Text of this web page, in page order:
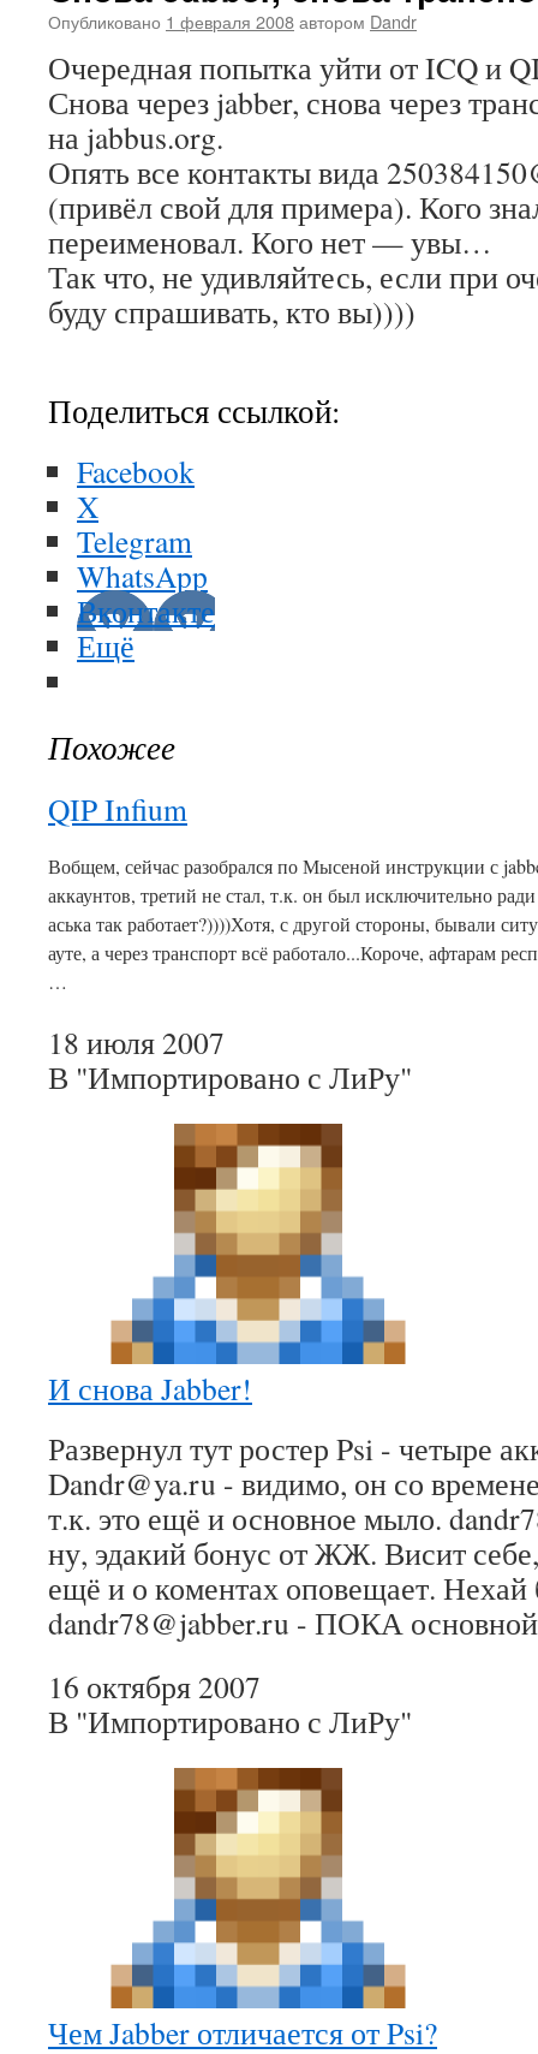
Опубликовано 1 февраля 2008автором Dandr
Очередная попытка уйти от ICQ и
Снова через jabber, снова через
на jabbus.org.
Опять все контакты вида
(привёл свой для примера). Кого
переименовал. Кого нет — увы…
Так что, не удивляйтесь, если при
буду спрашивать, кто вы))))
Поделиться ссылкой:
Facebook
X
Telegram
WhatsApp
Вконтакте
Ещё
Похожее
QIP Infium
Вобщем, сейчас разобрался по Мысеной инструкции с
аккаунтов, третий не стал, т.к. он был исключительно
аська так работает?))))Хотя, с другой стороны, бывали
ауте, а через транспорт всё работало...Короче, афтарам
…
18 июля 2007
В "Импортировано с ЛиРу"
И снова Jabber!
Развернул тут ростер Psi - четыре
Dandr@ya.ru - видимо, он со
т.к. это ещё и основное мыло.
ну, эдакий бонус от ЖЖ. Висит
ещё и о коментах оповещает. Нехай
dandr78@jabber.ru - ПОКА
16 октября 2007
В "Импортировано с ЛиРу"
Чем Jabber отличается от Psi?